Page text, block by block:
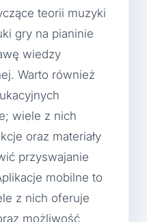
teorii muzyki
gry na pianinie
wiedzy
Warto również
wiele z nich
oraz materiały
przyswajanie
mobilne to
z nich oferuje
możliwość